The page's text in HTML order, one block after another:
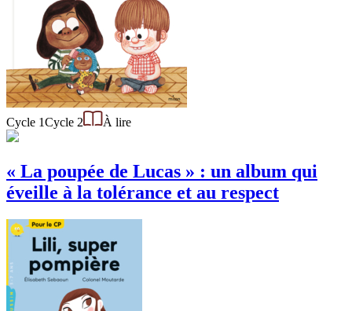
Cycle 1Cycle 2 À lire
« La poupée de Lucas » : un album qui
éveille à la tolérance et au respect